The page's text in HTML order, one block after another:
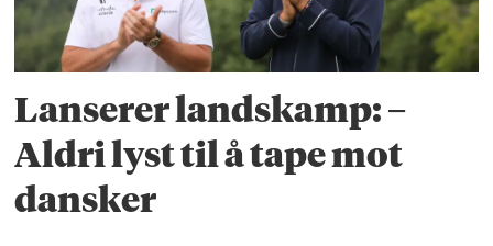
Lanserer landskamp: –
Aldri lyst til å tape mot
dansker